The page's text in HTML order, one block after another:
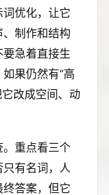
优化，让它
制作和结构
急着直接生
果仍然有“高
它改成空间、动
重点看三个
有名词，人
答案，但它